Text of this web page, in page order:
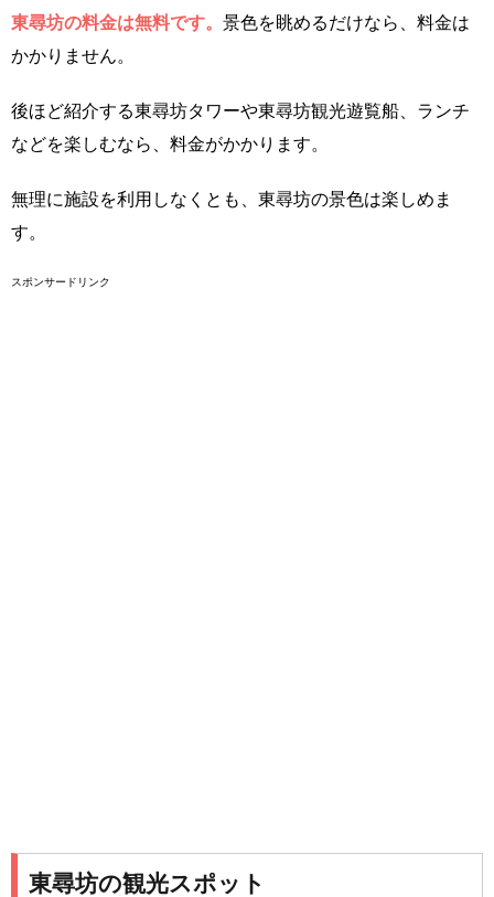
東尋坊の料金は無料です。 景色を眺めるだけなら、料金は
かかりません。
後ほど紹介する東尋坊タワーや東尋坊観光遊覧船、ランチ
などを楽しむなら、料金がかかります。
無理に施設を利用しなくとも、東尋坊の景色は楽しめま
す。
スポンサードリンク
東尋坊の観光スポット